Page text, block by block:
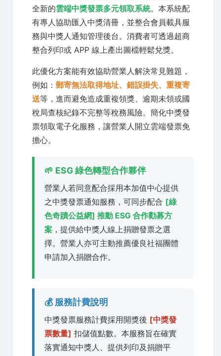
全新的雲端中獎發票多元領取系統。本系統配
有專人協助匯入中獎清冊，並整合會員載具服
務與中獎人通知管理後台。消費者可透過超商
整合列印或 APP 線上產出圖檔輕鬆兌獎。
此優化方案能有效協助營業人解決常見難題，
例如： 郵寄無法取得地址、錯誤掛失、重複寄
送等，進而避免造成重複領獎、逾期未領或國
稅局查核紀錄不完整等稅務風險。簡化中獎發
票領取電子化服務，讓營業人開立雲端發票免
擔心。
🌱 ESG 綠色轉型合作夥伴
營業人若同意配合採用本加值中心提供
之中獎發票通知服務，可同步配合 [綠
色奇蹟公益網] 推動 ESG 合作勸募方
案 ，提供給中獎人線上捐贈發票之選
擇。營業人亦可主動推薦優良社福團體
申請加入捐贈合作。
💰 服務計費說明
中獎發票服務計費採用開獎後 [中獎發
票數量] 扣儲值點數。本服務旨在確實
落實通知中獎人、提供列印及捐贈平